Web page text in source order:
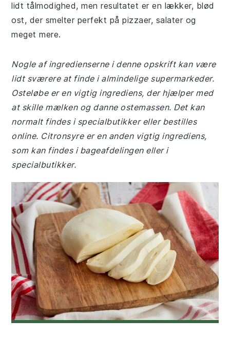
lidt tålmodighed, men resultatet er en lækker, blød
ost, der smelter perfekt på pizzaer, salater og
meget mere.
Nogle af ingredienserne i denne opskrift kan være
lidt sværere at finde i almindelige supermarkeder.
Osteløbe er en vigtig ingrediens, der hjælper med
at skille mælken og danne ostemassen. Det kan
normalt findes i specialbutikker eller bestilles
online. Citronsyre er en anden vigtig ingrediens,
som kan findes i bageafdelingen eller i
specialbutikker.